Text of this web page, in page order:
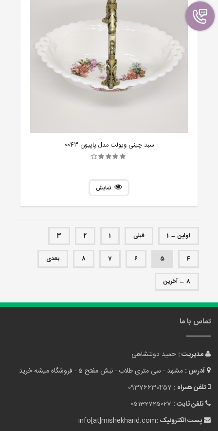
سبد چینی ویولت مدل پاپیون 0043
نمایش
اولین → 1 قبلی 1
2
3
4
5
6
7
8 بعدی
8 ← آخرین
تماس با ما
مدیریت : حمید دولتشاهی
آدرس : مشهد - سی متری طلاب - نبش مفتح 5 - فروشگاه میشه خرید
تلفن همراه : 09376630457
تلفن ثابت : 05132725027
پست الکترونیک :info[at]mishekharid.com